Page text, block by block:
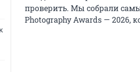
проверить. Мы собрали
Photography Awards — 2026,